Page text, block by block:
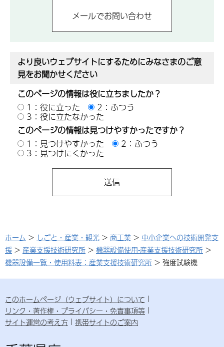
より良いウェブサイトにするためにみなさまのご意
見をお聞かせください
このページの情報は役に立ちましたか？
1：役に立った
2：ふつう
3：役に立たなかった
このページの情報は見つけやすかったですか？
1：見つけやすかった
2：ふつう
3：見つけにくかった
ホーム > しごと・産業・観光 > 商工業 > 中小企業への技術開発支
援 > 産業支援技術研究所 > 機器設備使用-産業支援技術研究所 >
機器設備一覧・使用料表：産業支援技術研究所 > 強度試験機
このホームページ（ウェブサイト）について
リンク・著作権・プライバシー・免責事項等
サイト運営の考え方
携帯サイトのご案内